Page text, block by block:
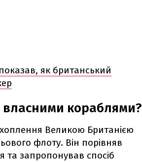
як британський
власними кораблями?
Великою Британією
флоту. Він порівняв
та запропонував спосіб